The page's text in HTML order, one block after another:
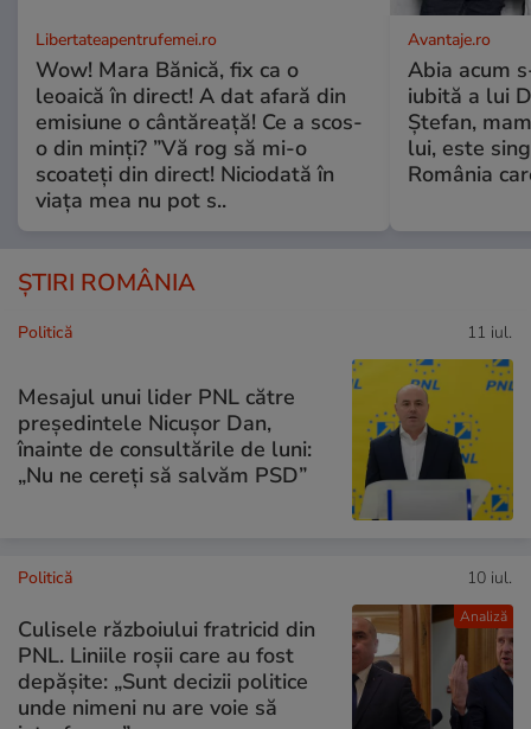
Libertateapentrufemei.ro
Wow! Mara Bănică, fix ca o
leoaică în direct! A dat afară din
emisiune o cântăreață! Ce a scos-
o din minți? ”Vă rog să mi-o
scoateți din direct! Niciodată în
viața mea nu pot s..
Avantaje.ro
Abia acum
iubită a lui
Ștefan,
lui, este
România
ȘTIRI ROMÂNIA
Politică 11 iul.
Mesajul unui lider PNL către
președintele Nicușor Dan,
înainte de consultările de luni:
„Nu ne cereți să salvăm PSD”
Analiză
Politică 10 iul.
Culisele războiului fratricid din
PNL. Liniile roșii care au fost
depășite: „Sunt decizii politice
unde nimeni nu are voie să